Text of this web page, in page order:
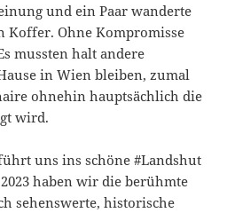
und ein Paar wanderte
Koffer. Ohne Kompromisse
mussten halt andere
in Wien bleiben, zumal
ohnehin hauptsächlich die
wird.
uns ins schöne #Landshut
haben wir die berühmte
sehenswerte, historische